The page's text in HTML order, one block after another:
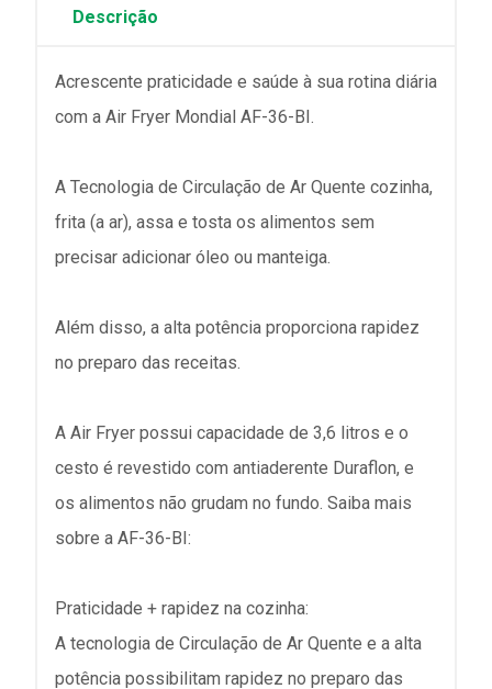
Descrição
Acrescente praticidade e saúde à sua rotina diária
com a Air Fryer Mondial AF-36-BI.
A Tecnologia de Circulação de Ar Quente cozinha,
frita (a ar), assa e tosta os alimentos sem
precisar adicionar óleo ou manteiga.
Além disso, a alta potência proporciona rapidez
no preparo das receitas.
A Air Fryer possui capacidade de 3,6 litros e o
cesto é revestido com antiaderente Duraflon, e
os alimentos não grudam no fundo. Saiba mais
sobre a AF-36-BI:
Praticidade + rapidez na cozinha:
A tecnologia de Circulação de Ar Quente e a alta
potência possibilitam rapidez no preparo das